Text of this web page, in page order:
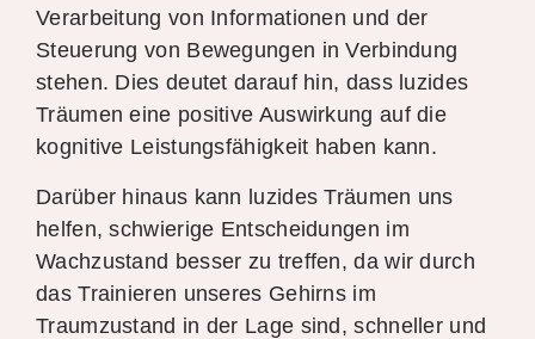
Verarbeitung von Informationen und der
Steuerung von Bewegungen in Verbindung
stehen. Dies deutet darauf hin, dass luzides
Träumen eine positive Auswirkung auf die
kognitive Leistungsfähigkeit haben kann.
Darüber hinaus kann luzides Träumen uns
helfen, schwierige Entscheidungen im
Wachzustand besser zu treffen, da wir durch
das Trainieren unseres Gehirns im
Traumzustand in der Lage sind, schneller und